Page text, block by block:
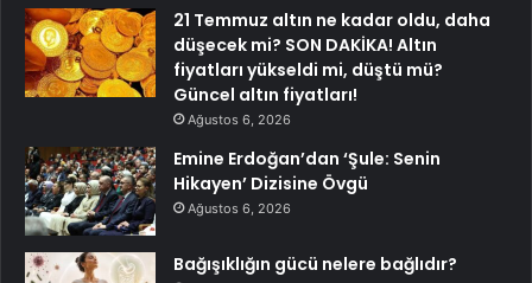
21 Temmuz altın ne kadar oldu, daha
düşecek mi? SON DAKİKA! Altın
fiyatları yükseldi mi, düştü mü?
Güncel altın fiyatları!
Ağustos 6, 2026
Emine Erdoğan’dan ‘Şule: Senin
Hikayen’ Dizisine Övgü
Ağustos 6, 2026
Bağışıklığın gücü nelere bağlıdır?